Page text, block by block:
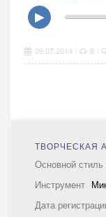
▶
09.07.2014 9
ТВОРЧЕСКАЯ
Основной стиль
Инструмент
Дата